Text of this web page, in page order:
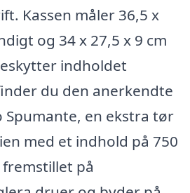
Kassen måler 36,5 x
og 34 x 27,5 x 9 cm
indholdet
du den anerkendte
Spumante, en ekstra tør
med et indhold på 750
på